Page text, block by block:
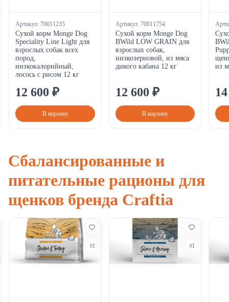
Артикул: 70011235
Сухой корм Monge Dog
Speciality Line Light для
взрослых собак всех
пород,
низкокалорийный,
лосось с рисом 12 кг
12 600 ₽
В корзину
Артикул: 70011754
Сухой корм Monge Dog
BWild LOW GRAIN для
взрослых собак,
низкозерновой, из мяса
дикого кабана 12 кг
12 600 ₽
В корзину
из
14
Сбалансированные и
питательные рационы для
щенков бренда Craftia